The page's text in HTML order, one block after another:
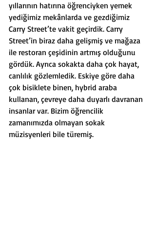
yıllarının hatırına öğrenciyken yemek
yediğimiz mekânlarda ve gezdiğimiz
Carry Street’te vakit geçirdik. Carry
Street’in biraz daha gelişmiş ve mağaza
ile restoran çeşidinin artmış olduğunu
gördük. Ayrıca sokakta daha çok hayat,
canlılık gözlemledik. Eskiye göre daha
çok bisiklete binen, hybrid araba
kullanan, çevreye daha duyarlı davranan
insanlar var. Bizim öğrencilik
zamanımızda olmayan sokak
müzisyenleri bile türemiş.